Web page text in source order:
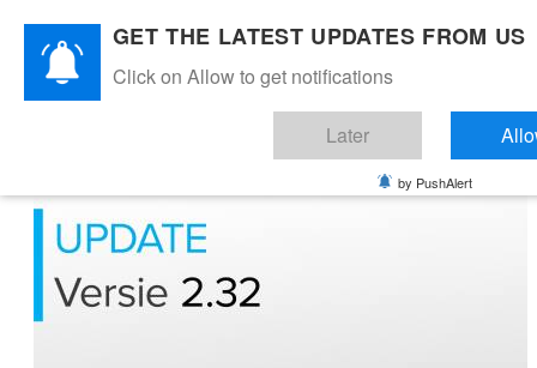
GoPro HERO12 - GoPro Blog
GET THE LATEST UPDATES FROM US
Click on Allow to get notifications
Later
by PushAlert